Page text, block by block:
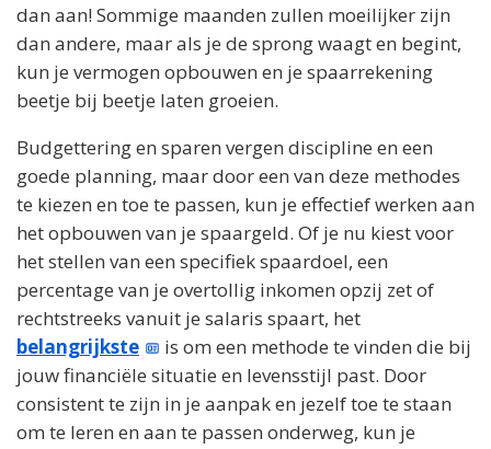
dan aan! Sommige maanden zullen moeilijker zijn
dan andere, maar als je de sprong waagt en begint,
kun je vermogen opbouwen en je spaarrekening
beetje bij beetje laten groeien.
Budgettering en sparen vergen discipline en een
goede planning, maar door een van deze methodes
te kiezen en toe te passen, kun je effectief werken aan
het opbouwen van je spaargeld. Of je nu kiest voor
het stellen van een specifiek spaardoel, een
percentage van je overtollig inkomen opzij zet of
rechtstreeks vanuit je salaris spaart, het
belangrijkste
is om een methode te vinden die bij
jouw financiële situatie en levensstijl past. Door
consistent te zijn in je aanpak en jezelf toe te staan
om te leren en aan te passen onderweg, kun je